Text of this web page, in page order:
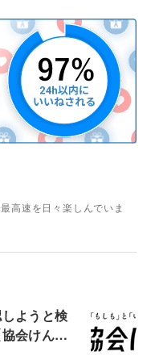
高速を日々楽しんでいま
ようと検
会けん